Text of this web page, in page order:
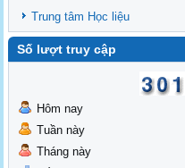
Trung tâm Học liệu
Số lượt truy cập
Hôm nay
Tuần này
Tháng này